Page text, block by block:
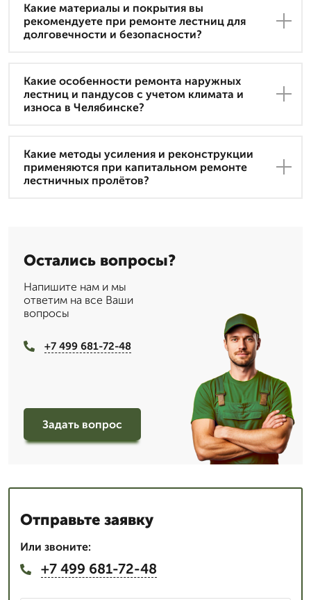
Какие материалы и покрытия вы
рекомендуете при ремонте лестниц для
долговечности и безопасности?
Какие особенности ремонта наружных
лестниц и пандусов с учетом климата и
износа в Челябинске?
Какие методы усиления и реконструкции
применяются при капитальном ремонте
лестничных пролётов?
Остались вопросы?
Напишите нам и мы
ответим на все Ваши
вопросы
+7 499 681-72-48
Задать вопрос
Отправьте заявку
Или звоните:
+7 499 681-72-48